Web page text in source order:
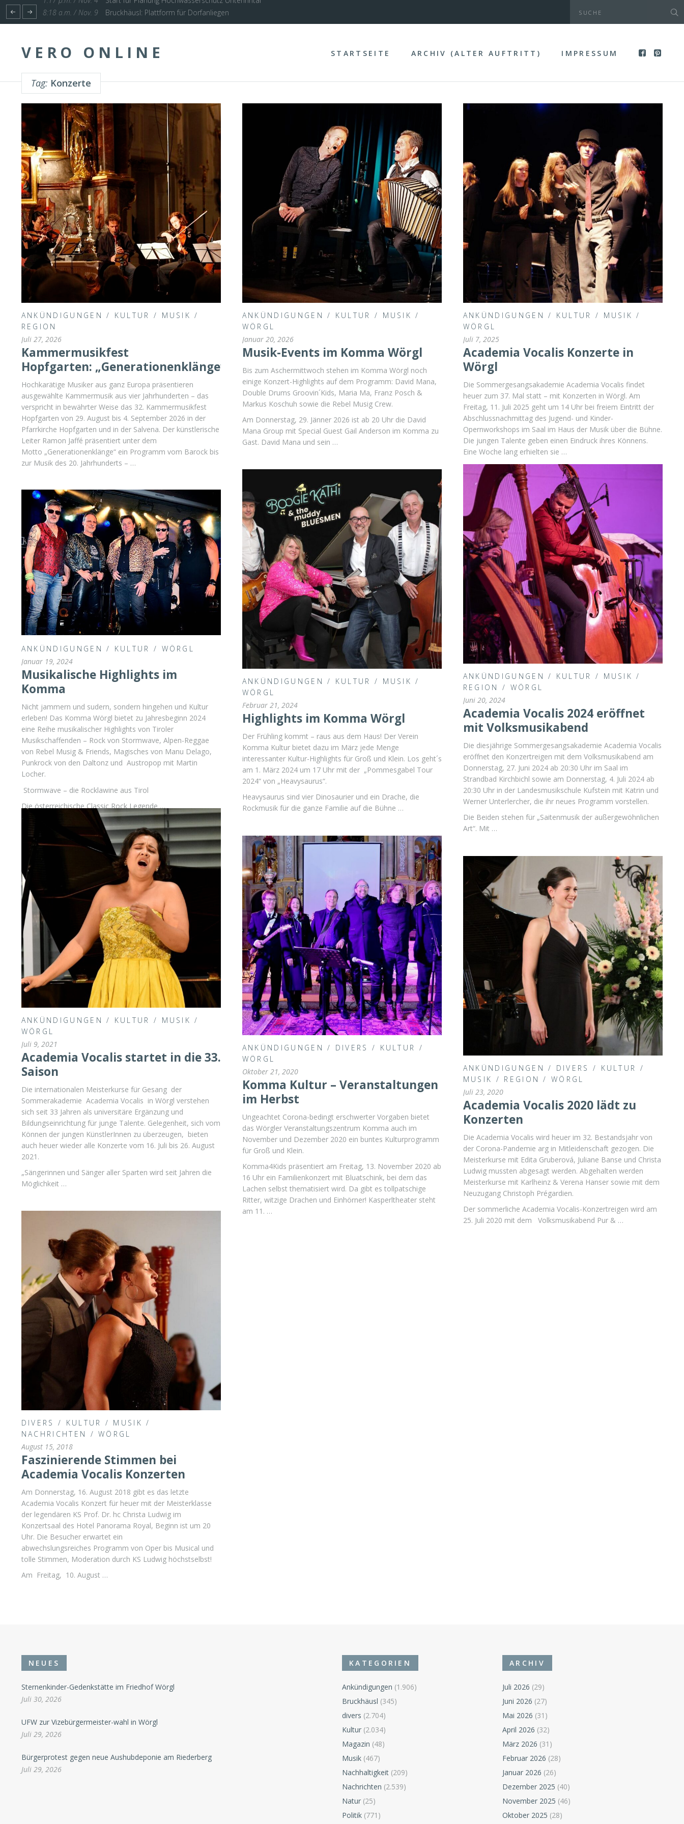
1:17 p.m. / Nov. 4 Start für Planung Hochwasserschutz Unterinntal
VERO ONLINE STARTSEITE ARCHIV (ALTER AUFTRITT) IMPRESSUM
Tag: Konzerte
ANKÜNDIGUNGEN / KULTUR / MUSIK /
REGION
Juli 27, 2026
Kammermusikfest
Hopfgarten: „Generationenklänge“
Hochkarätige Musiker aus ganz Europa präsentieren
ausgewählte Kammermusik aus vier Jahrhunderten – das
verspricht in bewährter Weise das 32. Kammermusikfest
Hopfgarten von 29. August bis 4. September 2026 in der
Pfarrkirche Hopfgarten und in der Salvena. Der künstlerische
Leiter Ramon Jaffé präsentiert unter dem
Motto „Generationenklänge“ ein Programm vom Barock bis
zur Musik des 20. Jahrhunderts ­– …
ANKÜNDIGUNGEN / KULTUR / MUSIK /
WÖRGL
Januar 20, 2026
Musik-Events im Komma Wörgl
Bis zum Aschermittwoch stehen im Komma Wörgl noch
einige Konzert-Highlights auf dem Programm: David Mana,
Double Drums Groovin´Kids, Maria Ma, Franz Posch &
Markus Koschuh sowie die Rebel Musig Crew.
Am Donnerstag, 29. Jänner 2026 ist ab 20 Uhr die David
Mana Group mit Special Guest Gail Anderson im Komma zu
Gast. David Mana und sein …
ANKÜNDIGUNGEN / KULTUR / MUSIK /
WÖRGL
Juli 7, 2025
Academia Vocalis Konzerte in
Wörgl
Die Sommergesangsakademie Academia Vocalis findet
heuer zum 37. Mal statt – mit Konzerten in Wörgl. Am
Freitag, 11. Juli 2025 geht um 14 Uhr bei freiem Eintritt der
Abschlussnachmittag des Jugend- und Kinder-
Opernworkshops im Saal im Haus der Musik über die Bühne.
Die jungen Talente geben einen Eindruck ihres Könnens.
Eine Woche lang erhielten sie …
ANKÜNDIGUNGEN / KULTUR / MUSIK /
REGION
/ WÖRGL
Juni 20, 2024
Academia Vocalis 2024 eröffnet
mit Volksmusikabend
Die diesjährige Sommergesangsakademie Academia Vocalis
eröffnet den Konzertreigen mit dem Volksmusikabend am
Donnerstag, 27. Juni 2024 ab 20:30 Uhr im Saal im
Strandbad Kirchbichl sowie am Donnerstag, 4. Juli 2024 ab
20:30 Uhr in der Landesmusikschule Kufstein mit Katrin und
Werner Unterlercher, die ihr neues Programm vorstellen.
Die Beiden stehen für „Saitenmusik der außergewöhnlichen
Art“. Mit …
ANKÜNDIGUNGEN / KULTUR / MUSIK /
WÖRGL
Februar 21, 2024
Highlights im Komma Wörgl
Der Frühling kommt – raus aus dem Haus! Der Verein
Komma Kultur bietet dazu im März jede Menge
interessanter Kultur-Highlights für Groß und Klein. Los geht´s
am 1. März 2024 um 17 Uhr mit der „Pommesgabel Tour
2024“ von „Heavysaurus“.
Heavysaurus sind vier Dinosaurier und ein Drache, die
Rockmusik für die ganze Familie auf die Bühne …
ANKÜNDIGUNGEN / KULTUR / WÖRGL
Januar 19, 2024
Musikalische Highlights im
Komma
Nicht jammern und sudern, sondern hingehen und Kultur
erleben! Das Komma Wörgl bietet zu Jahresbeginn 2024
eine Reihe musikalischer Highlights von Tiroler
Musikschaffenden – Rock von Stormwave, Alpen-Reggae
von Rebel Musig & Friends, Magisches von Manu Delago,
Punkrock von den Daltonz und Austropop mit Martin
Locher.
Stormwave – die Rocklawine aus Tirol
Die österreichische Classic Rock Legende …
ANKÜNDIGUNGEN / KULTUR / MUSIK /
WÖRGL
Juli 9, 2021
Academia Vocalis startet in die 33.
Saison
Die internationalen Meisterkurse für Gesang der
Sommerakademie Academia Vocalis in Wörgl verstehen
sich seit 33 Jahren als universitäre Ergänzung und
Bildungseinrichtung für junge Talente. Gelegenheit, sich vom
Können der jungen KünstlerInnen zu überzeugen, bieten
auch heuer wieder alle Konzerte vom 16. Juli bis 26. August
2021.
„Sängerinnen und Sänger aller Sparten wird seit Jahren die
Möglichkeit …
ANKÜNDIGUNGEN / DIVERS / KULTUR /
WÖRGL
Oktober 21, 2020
Komma Kultur – Veranstaltungen
im Herbst
Ungeachtet Corona-bedingt erschwerter Vorgaben bietet
das Wörgler Veranstaltungszentrum Komma auch im
November und Dezember 2020 ein buntes Kulturprogramm
für Groß und Klein.
Komma4Kids präsentiert am Freitag, 13. November 2020 ab
16 Uhr ein Familienkonzert mit Bluatschink, bei dem das
Lachen selbst thematisiert wird. Da gibt es tollpatschige
Ritter, witzige Drachen und Einhörner! Kasperltheater steht
am 11. …
ANKÜNDIGUNGEN / DIVERS / KULTUR /
MUSIK / REGION /WÖRGL
Juli 23, 2020
Academia Vocalis 2020 lädt zu
Konzerten
Die Academia Vocalis wird heuer im 32. Bestandsjahr von
der Corona-Pandemie arg in Mitleidenschaft gezogen. Die
Meisterkurse mit Edita Gruberová, Juliane Banse und Christa
Ludwig mussten abgesagt werden. Abgehalten werden
Meisterkurse mit Karlheinz & Verena Hanser sowie mit dem
Neuzugang Christoph Prégardien.
Der sommerliche Academia Vocalis-Konzertreigen wird am
25. Juli 2020 mit dem Volksmusikabend Pur & …
DIVERS / KULTUR / MUSIK /
NACHRICHTEN
/WÖRGL
August 15, 2018
Faszinierende Stimmen bei
Academia Vocalis Konzerten
Am Donnerstag, 16. August 2018 gibt es das letzte
Academia Vocalis Konzert für heuer mit der Meisterklasse
der legendären KS Prof. Dr. hc Christa Ludwig im
Konzertsaal des Hotel Panorama Royal, Beginn ist um 20
Uhr. Die Besucher erwartet ein
abwechslungsreiches Programm von Oper bis Musical und
tolle Stimmen, Moderation durch KS Ludwig höchstselbst!
Am Freitag, 10. August …
NEUES
Sternenkinder-Gedenkstätte im Friedhof Wörgl
Juli 30, 2026
UFW zur Vizebürgermeister-wahl in Wörgl
Juli 29, 2026
Bürgerprotest gegen neue Aushubdeponie am Riederberg
Juli 29, 2026
KATEGORIEN
Ankündigungen (1.906)
Bruckhäusl (345)
divers (2.704)
Kultur (2.034)
Magazin (48)
Musik (467)
Nachhaltigkeit (209)
Nachrichten (2.539)
Natur (25)
Politik (771)
ARCHIV
Juli 2026 (29)
Juni 2026 (27)
Mai 2026 (31)
April 2026 (32)
März 2026 (31)
Februar 2026 (28)
Januar 2026 (26)
Dezember 2025 (40)
November 2025 (46)
Oktober 2025 (28)